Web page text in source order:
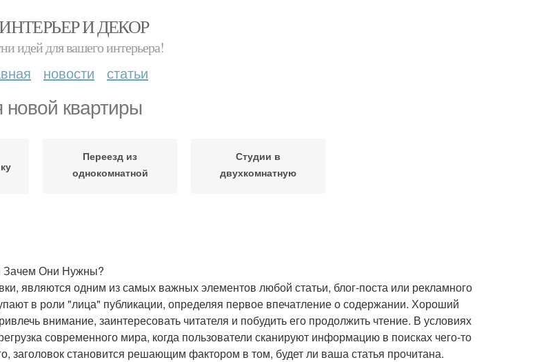
И ДЕКОР
идей для вашего интерьера!
новости статьи
новой квартиры
Переезд из
однокомнатной
Студии в
двухкомнатную
Зачем Они Нужны?
являются одним из самых важных элементов любой статьи, блог-поста или рекламного
в роли "лица" публикации, определяя первое впечатление о содержании. Хороший
внимание, заинтересовать читателя и побудить его продолжить чтение. В условиях
современного мира, когда пользователи сканируют информацию в поисках чего-то
заголовок становится решающим фактором в том, будет ли ваша статья прочитана.